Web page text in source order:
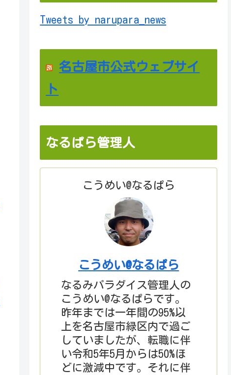
Tweets by narupara_news
名古屋市公式ウェブサイ
ト
なるぱら管理人
こうめい@なるぱら
こうめい@なるぱら
なるみパラダイス管理人の
こうめい@なるぱらです。
昨年までは一年間の95%以
上を名古屋市緑区内で過ご
していましたが、転職に伴
い令和5年5月からは50%ほ
どに激減中です。それに伴